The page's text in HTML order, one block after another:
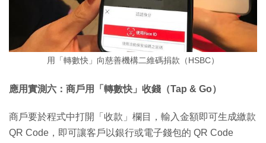
用「轉數快」向慈善機構二維碼捐款（HSBC）
應用實測六：商戶用「轉數快」收錢（Tap & Go）
商戶要於程式中打開「收款」欄目，輸入金額即可生成繳款
QR Code，即可讓客戶以銀行或電子錢包的 QR Code